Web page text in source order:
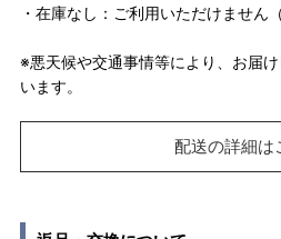
・在庫なし：ご利用いただけません
※悪天候や交通事情等により、お届
います。
配送の詳細は